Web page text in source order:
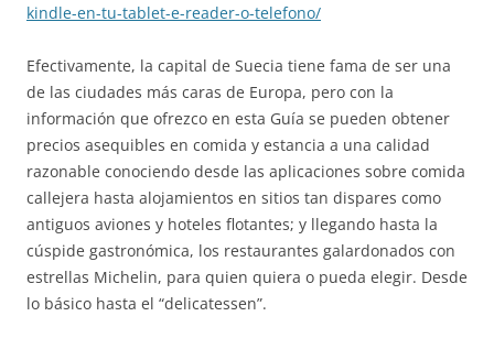
kindle-en-tu-tablet-e-reader-o-telefono/
Efectivamente, la capital de Suecia tiene fama de ser una
de las ciudades más caras de Europa, pero con la
información que ofrezco en esta Guía se pueden obtener
precios asequibles en comida y estancia a una calidad
razonable conociendo desde las aplicaciones sobre comida
callejera hasta alojamientos en sitios tan dispares como
antiguos aviones y hoteles flotantes; y llegando hasta la
cúspide gastronómica, los restaurantes galardonados con
estrellas Michelin, para quien quiera o pueda elegir. Desde
lo básico hasta el “delicatessen”.